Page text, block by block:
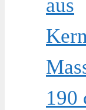
aus
190